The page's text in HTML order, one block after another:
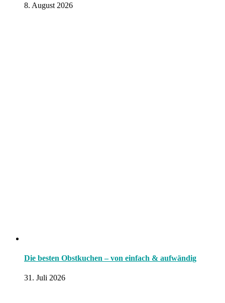
8. August 2026
Die besten Obstkuchen – von einfach & aufwändig
31. Juli 2026